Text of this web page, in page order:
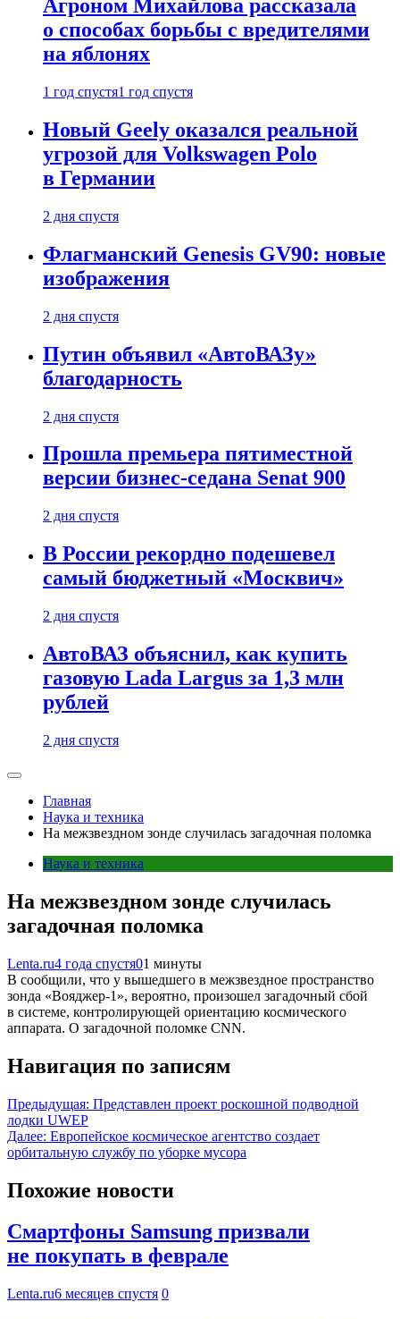
Агроном Михайлова рассказала
о способах борьбы с вредителями
на яблонях
1 год спустя1 год спустя
Новый Geely оказался реальной
угрозой для Volkswagen Polo
в Германии
2 дня спустя
Флагманский Genesis GV90: новые
изображения
2 дня спустя
Путин объявил «АвтоВАЗу»
благодарность
2 дня спустя
Прошла премьера пятиместной
версии бизнес-седана Senat 900
2 дня спустя
В России рекордно подешевел
самый бюджетный «Москвич»
2 дня спустя
АвтоВАЗ объяснил, как купить
газовую Lada Largus за 1,3 млн
рублей
2 дня спустя
Главная
Наука и техника
На межзвездном зонде случилась загадочная поломка
Наука и техника
На межзвездном зонде случилась
загадочная поломка
Lenta.ru4 года спустя01 минуты
В сообщили, что у вышедшего в межзвездное пространство
зонда «Вояджер-1», вероятно, произошел загадочный сбой
в системе, контролирующей ориентацию космического
аппарата. О загадочной поломке CNN.
Навигация по записям
Предыдущая: Представлен проект роскошной подводной
лодки UWEP
Далее: Европейское космическое агентство создает
орбитальную службу по уборке мусора
Похожие новости
Смартфоны Samsung призвали
не покупать в феврале
Lenta.ru6 месяцев спустя 0